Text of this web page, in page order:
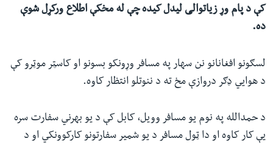
کې د پام وړ زیاتوالی لیدل کیده چې له مخکې اطلاع ورکړل شوې
ده.
لسګونو افغانانو نن سهار په مسافر وړونکو بسونو او کاسټر موټرو کې
د هوایي ډګر دروازې مخ ته د ننوتلو انتظار کاوه.
د حمدالله په نوم یو مسافر وویل، کابل کې د یو بهرني سفارت سره
یې کار کاوه او دا ټول مسافر د یو شمیر سفارتونو کارکوونکي او د